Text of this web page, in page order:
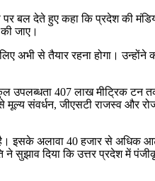
पर बल देते हुए कहा कि प्रदेश की
जाए।
से तैयार रहना होगा। उन्होंने
उपलब्धता 407 लाख मीट्रिक
संवर्धन, जीएसटी राजस्व और
इसके अलावा 40 हजार से अधिक
सुझाव दिया कि उत्तर प्रदेश में